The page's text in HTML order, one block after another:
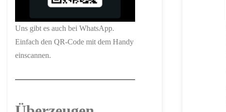
Uns gibt es auch bei WhatsApp.
Einfach den QR-Code mit dem Handy
einscannen.